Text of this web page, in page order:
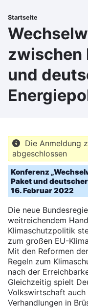
zum
Inhalt
Startseite
zwischen
und
Die Anmeldung
abgeschlossen
Konferenz
Paket und
16. Februar 2022
Die neue
weitreichendem
Klimaschutzpolitik
zum großen EU-
Mit den Reformen
Regeln zum
nach der
Gleichzeitig spielt
Volkswirtschaft auch
Verhandlungen in